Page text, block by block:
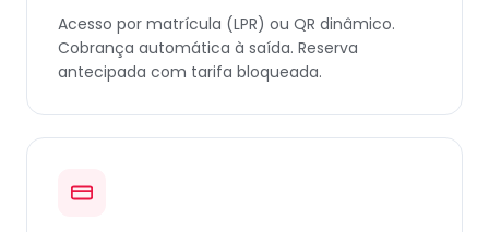
Acesso por matrícula (LPR) ou QR dinâmico.
Cobrança automática à saída. Reserva
antecipada com tarifa bloqueada.